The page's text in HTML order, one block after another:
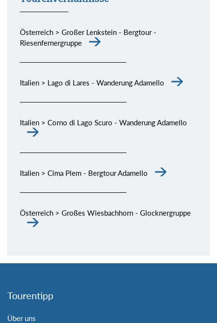
Österreich > Großer Lenkstein - Bergtour -
Riesenfernergruppe
Italien > Lago di Lares - Wanderung Adamello
Italien > Corno di Lago Scuro - Wanderung Adamello
Italien > Cima Plem - Bergtour Adamello
Österreich > Großes Wiesbachhorn - Glocknergruppe
Tourentipp
Über uns